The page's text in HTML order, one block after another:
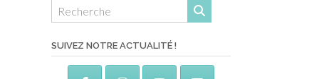
SUIVEZ NOTRE ACTUALITÉ !